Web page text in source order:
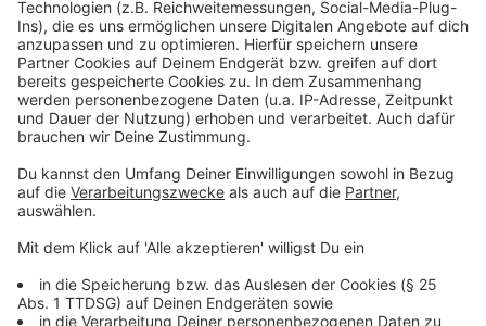
CDU und GRÜNE wollen außerdem weitere Parkplätze
für umliegende Anwohner durchsetzen. Ein konkreter
Zeitplan für die Bauarbeiten steht aber noch nicht
fest.
Anzeige
Weitere Infos und Links zum Thema:
Anzeige